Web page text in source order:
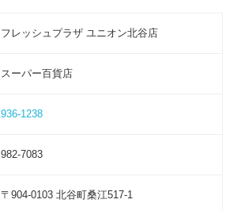
フレッシュプラザ ユニオン北谷店
スーパー百貨店
936-1238
982-7083
〒904-0103 北谷町桑江517-1